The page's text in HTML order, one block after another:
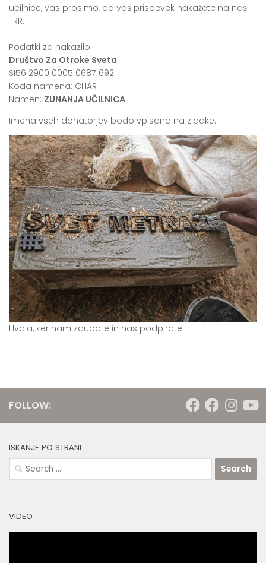
učilnice, vas prosimo, da vaš prispevek nakažete na naš
TRR.
Podatki za nakazilo:
Društvo Za Otroke Sveta
SI56 2900 0005 0687 692
Koda namena: CHAR
Namen: ZUNANJA UČILNICA
Imena vseh donatorjev bodo vpisana na zidake.
Hvala, ker nam zaupate in nas podpirate.
FOLLOW:
ISKANJE PO STRANI
Search
for:
VIDEO